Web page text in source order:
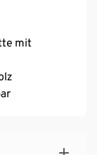
mit